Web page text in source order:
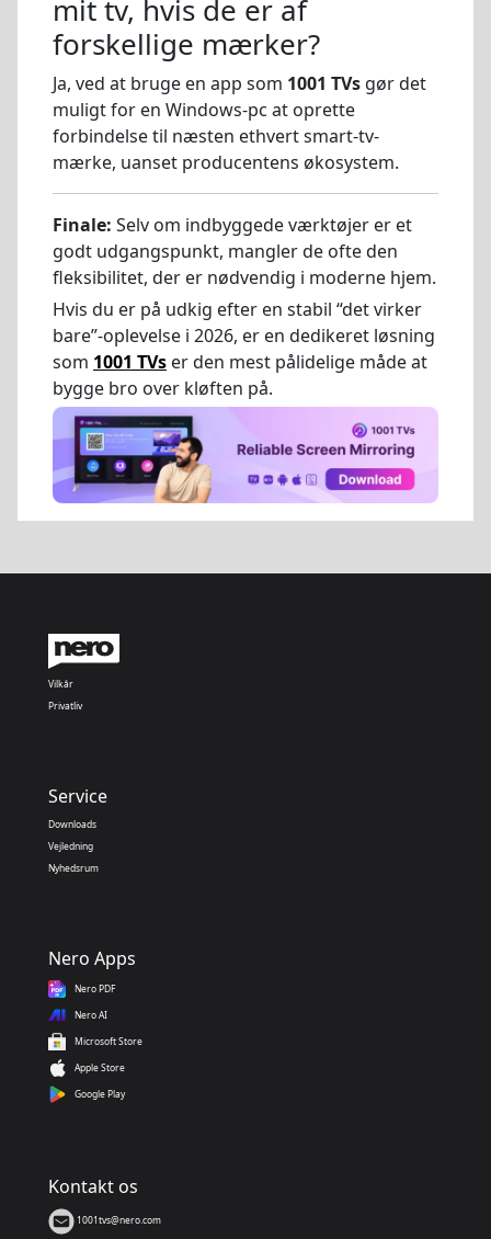
mit tv, hvis de er af
forskellige mærker?
Ja, ved at bruge en app som 1001 TVs gør det
muligt for en Windows-pc at oprette
forbindelse til næsten ethvert smart-tv-
mærke, uanset producentens økosystem.
Finale: Selv om indbyggede værktøjer er et
godt udgangspunkt, mangler de ofte den
fleksibilitet, der er nødvendig i moderne hjem.
Hvis du er på udkig efter en stabil “det virker
bare”-oplevelse i 2026, er en dedikeret løsning
som 1001 TVs er den mest pålidelige måde at
bygge bro over kløften på.
Vilkår
Privatliv
Service
Downloads
Vejledning
Nyhedsrum
Nero Apps
Nero PDF
Nero AI
Microsoft Store
Apple Store
Google Play
Kontakt os
1001tvs@nero.com